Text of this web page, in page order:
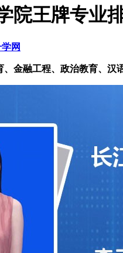
院王牌专业
网
、金融工程、政治教育、汉